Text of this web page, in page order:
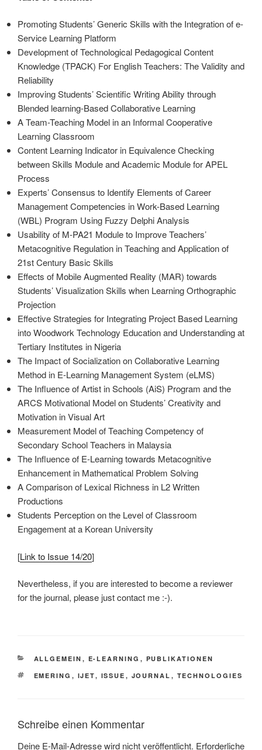
Promoting Students’ Generic Skills with the Integration of e-
Service Learning Platform
Development of Technological Pedagogical Content
Knowledge (TPACK) For English Teachers: The Validity and
Reliability
Improving Students’ Scientific Writing Ability through
Blended learning-Based Collaborative Learning
A Team-Teaching Model in an Informal Cooperative
Learning Classroom
Content Learning Indicator in Equivalence Checking
between Skills Module and Academic Module for APEL
Process
Experts’ Consensus to Identify Elements of Career
Management Competencies in Work-Based Learning
(WBL) Program Using Fuzzy Delphi Analysis
Usability of M-PA21 Module to Improve Teachers’
Metacognitive Regulation in Teaching and Application of
21st Century Basic Skills
Effects of Mobile Augmented Reality (MAR) towards
Students’ Visualization Skills when Learning Orthographic
Projection
Effective Strategies for Integrating Project Based Learning
into Woodwork Technology Education and Understanding at
Tertiary Institutes in Nigeria
The Impact of Socialization on Collaborative Learning
Method in E-Learning Management System (eLMS)
The Influence of Artist in Schools (AiS) Program and the
ARCS Motivational Model on Students’ Creativity and
Motivation in Visual Art
Measurement Model of Teaching Competency of
Secondary School Teachers in Malaysia
The Influence of E-Learning towards Metacognitive
Enhancement in Mathematical Problem Solving
A Comparison of Lexical Richness in L2 Written
Productions
Students Perception on the Level of Classroom
Engagement at a Korean University
[Link to Issue 14/20]
Nevertheless, if you are interested to become a reviewer
for the journal, please just contact me :-).
KATEGORIEN
ALLGEMEIN , E-LEARNING , PUBLIKATIONEN
SCHLAGWÖRTER
EMERING , IJET, ISSUE , JOURNAL , TECHNOLOGIES
Schreibe einen Kommentar
Deine E-Mail-Adresse wird nicht veröffentlicht. Erforderliche